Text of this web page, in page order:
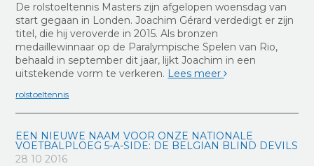
De rolstoeltennis Masters zijn afgelopen woensdag van
start gegaan in Londen. Joachim Gérard verdedigt er zijn
titel, die hij veroverde in 2015. Als bronzen
medaillewinnaar op de Paralympische Spelen van Rio,
behaald in september dit jaar, lijkt Joachim in een
uitstekende vorm te verkeren. Lees meer
rolstoeltennis
EEN NIEUWE NAAM VOOR ONZE NATIONALE
VOETBALPLOEG 5-A-SIDE: DE BELGIAN BLIND DEVILS
28 10 2016